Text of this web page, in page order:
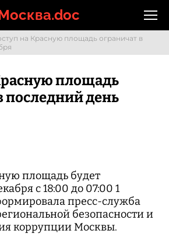
на Красную площадь ограничат в
площадь
последний день
площадь будет
с 18:00 до 07:00 1
пресс-служба
безопасности и
коррупции Москвы.